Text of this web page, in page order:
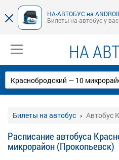
НА-АВТОБУС на
Билеты на автобус у
НА
Билеты на автобус Автобус
Расписание автобуса
микрорайон (Прокопьевск)